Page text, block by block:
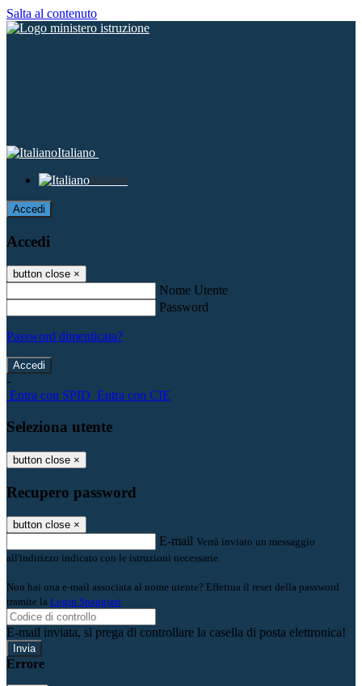
Salta al contenuto
Italiano
Italiano
Accedi
Accedi
button close ×
Nome Utente
Password
Password dimenticata?
-
Entra con SPID Entra con CIE
Seleziona utente
button close ×
Recupero password
button close ×
E-mail Verrà inviato un messaggio
all'indirizzo indicato con le istruzioni necessarie.
Non hai una e-mail associata al nome utente? Effettua il reset della password
tramite la Login Spaggiari
E-mail inviata, si prega di controllare la casella di posta elettronica!
Errore